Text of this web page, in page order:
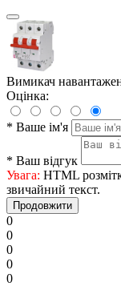
Вимикач
Оцінка:
* Ваше ім'я
* Ваш відгук
Увага: HTML
звичайний текст.
Продовжити
0
0
0
0
0